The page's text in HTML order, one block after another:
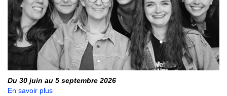
Du 30 juin au 5 septembre 2026
En savoir plus